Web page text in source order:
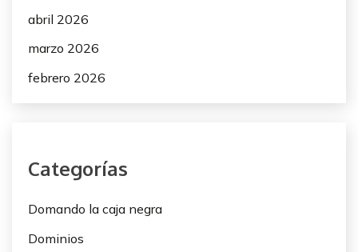
abril 2026
marzo 2026
febrero 2026
Categorías
Domando la caja negra
Dominios